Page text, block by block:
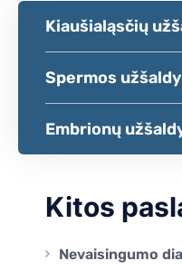
Kiaušialąsčių
Spermos
Embrionų
Kitos
Nevaisingumo